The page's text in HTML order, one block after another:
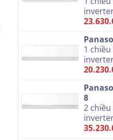
1
8
2 chiều